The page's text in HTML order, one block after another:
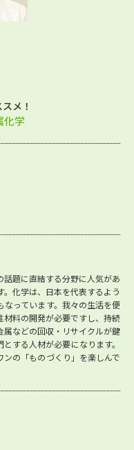
メ！
化学
題に直結する分野に人気があ
化学は、日本を代表するよう
っています。我々の生活を便
料の開発が必要ですし、持続
などの回収・リサイクルが鍵
する人材が必要になります。
の「ものづくり」を楽しんで